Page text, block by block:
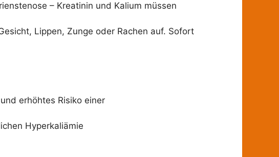
– Kreatinin und Kalium müssen
Lippen, Zunge oder Rachen auf. Sofort
erhöhtes Risiko einer
Hyperkaliämie